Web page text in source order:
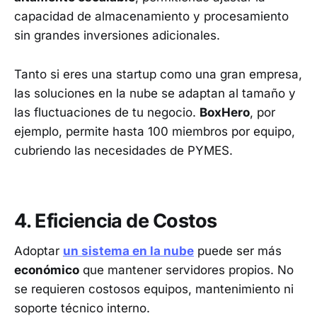
capacidad de almacenamiento y procesamiento
sin grandes inversiones adicionales.
Tanto si eres una startup como una gran empresa,
las soluciones en la nube se adaptan al tamaño y
las fluctuaciones de tu negocio. BoxHero, por
ejemplo, permite hasta 100 miembros por equipo,
cubriendo las necesidades de PYMES.
4. Eficiencia de Costos
Adoptar un sistema en la nube puede ser más
económico que mantener servidores propios. No
se requieren costosos equipos, mantenimiento ni
soporte técnico interno.